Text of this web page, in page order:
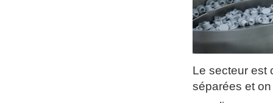
Le secteur est
séparées et